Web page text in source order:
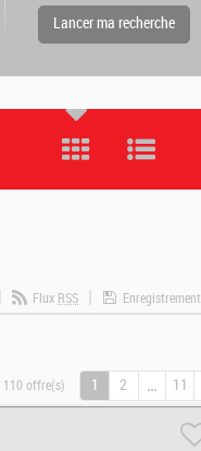
Flux RSS
Enregistrement
110 offre(s) 1 2 11